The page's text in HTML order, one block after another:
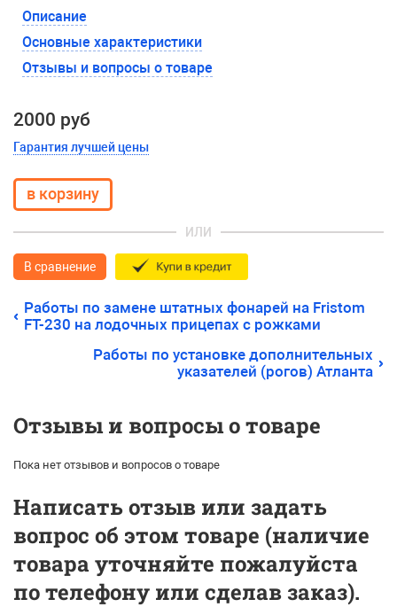
Описание
Основные характеристики
Отзывы и вопросы о товаре
2000 руб
Гарантия лучшей цены
ИЛИ
В сравнение
Работы по замене штатных фонарей на Fristom
FT-230 на лодочных прицепах с рожками
Работы по установке дополнительных
указателей (рогов) Атланта
Отзывы и вопросы о товаре
Пока нет отзывов и вопросов о товаре
Написать отзыв или задать
вопрос об этом товаре (наличие
товара уточняйте пожалуйста
по телефону или сделав заказ).